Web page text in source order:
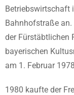
Betriebswirtschaft
Bahnhofstraße
der Fürstäbtlichen
bayerischen
am 1. Februar
1980 kaufte der